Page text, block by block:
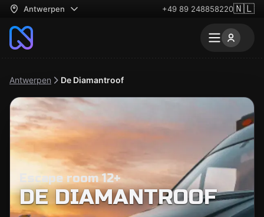
Antwerpen +49 89 248858220🇳🇱
Antwerpen De Diamantroof
Escape room 12+
DE DIAMANTROOF